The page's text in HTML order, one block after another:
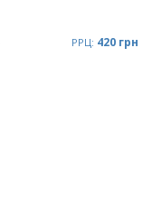
РРЦ: 420 грн